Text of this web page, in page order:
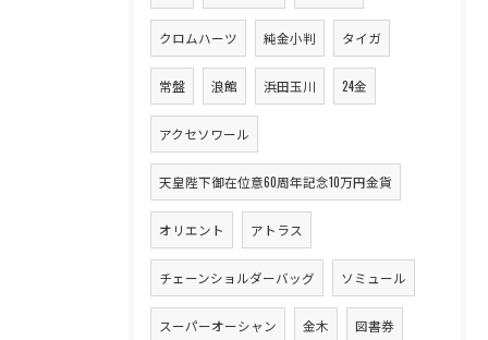
クロムハーツ 純金小判 タイガ
常盤 浪館 浜田玉川 24金
アクセソワール
天皇陛下御在位意60周年記念10万円金貨
オリエント アトラス
チェーンショルダーバッグ ソミュール
スーパーオーシャン 金木 図書券